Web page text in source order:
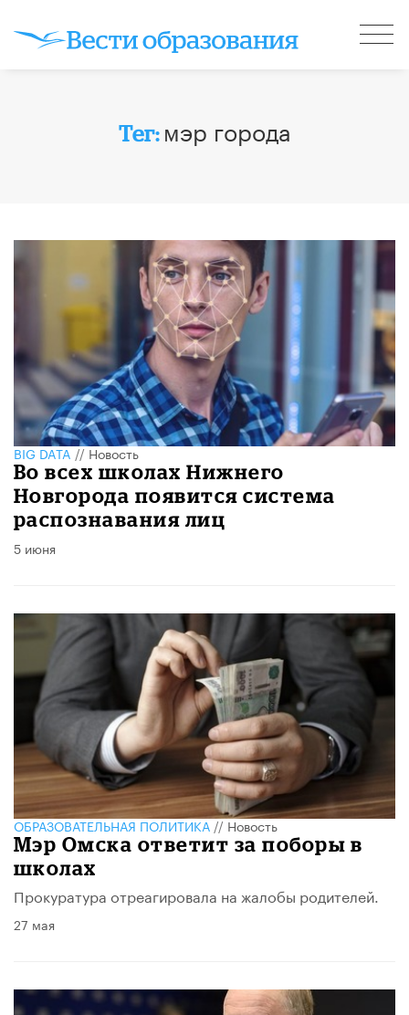
Тег: мэр города
BIG DATA//Новость
Во всех школах Нижнего
Новгорода появится система
распознавания лиц
5 июня
ОБРАЗОВАТЕЛЬНАЯ ПОЛИТИКА//Новость
Мэр Омска ответит за поборы в
школах
Прокуратура отреагировала на жалобы родителей.
27 мая